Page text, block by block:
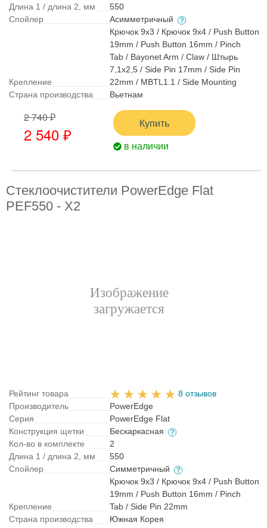
Длина 1 / длина 2, мм
550
Спойлер
Асимметричный
Крепление
Крючок 9x3 / Крючок 9x4 / Push Button
19mm / Push Button 16mm / Pinch
Tab / Bayonet Arm / Claw / Штырь
7,1x2,5 / Side Pin 17mm / Side Pin
22mm / MBTL1.1 / Side Mounting
Страна производства
Вьетнам
2 740 ₽
2 540 ₽
Купить
в наличии
Стеклоочистители PowerEdge Flat
PEF550 - X2
Рейтинг товара
8 отзывов
Производитель
PowerEdge
Серия
PowerEdge Flat
Конструкция щетки
Бескаркасная
Кол-во в комплекте
2
Длина 1 / длина 2, мм
550
Спойлер
Симметричный
Крепление
Крючок 9x3 / Крючок 9x4 / Push Button
19mm / Push Button 16mm / Pinch
Tab / Side Pin 22mm
Страна производства
Южная Корея